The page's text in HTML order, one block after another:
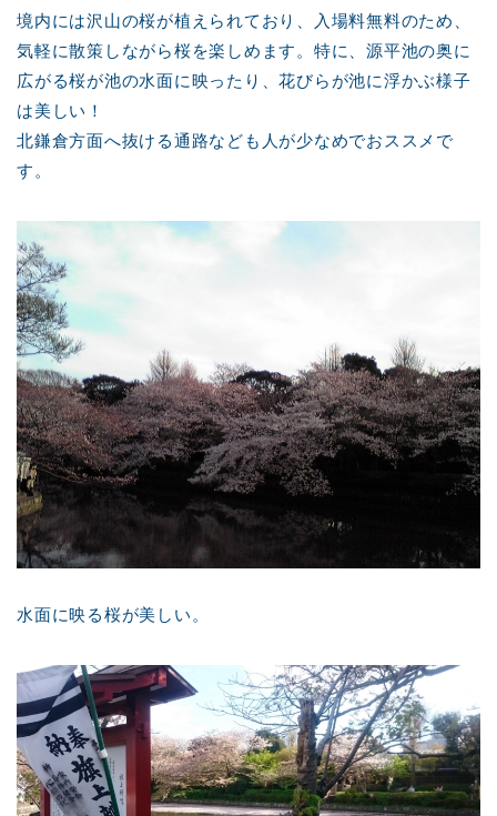
境内には沢山の桜が植えられており、入場料無料のため、
気軽に散策しながら桜を楽しめます。特に、源平池の奥に
広がる桜が池の水面に映ったり、花びらが池に浮かぶ様子
は美しい！
北鎌倉方面へ抜ける通路なども人が少なめでおススメで
す。
水面に映る桜が美しい。